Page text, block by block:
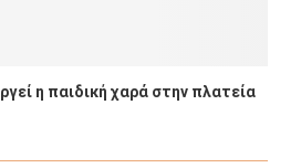
η παιδική χαρά στην πλατεία